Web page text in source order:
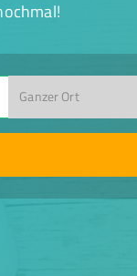
Ganzer Ort